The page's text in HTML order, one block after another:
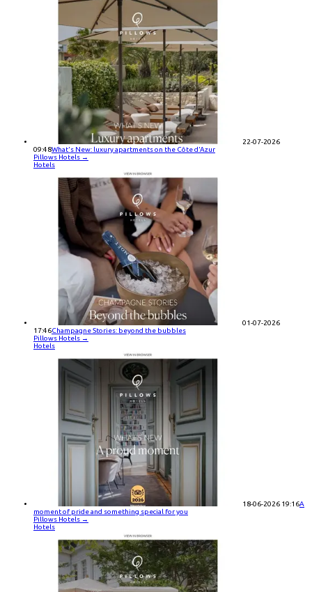
22-07-2026
09:48What's New: luxury apartments on the Côte d'Azur
Pillows Hotels →
Hotels
01-07-2026
17:46Champagne Stories: beyond the bubbles
Pillows Hotels →
Hotels
18-06-2026 19:16A
moment of pride and something special for you
Pillows Hotels →
Hotels